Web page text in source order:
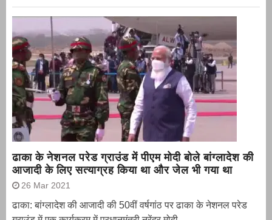
ढाका के नेशनल परेड ग्राउंड में पीएम मोदी बोले बांग्लादेश की
आजादी के लिए सत्याग्रह किया था और जेल भी गया था
26 Mar 2021
ढाका: बांग्लादेश की आजादी की 50वीं वर्षगांठ पर ढाका के नेशनल परेड